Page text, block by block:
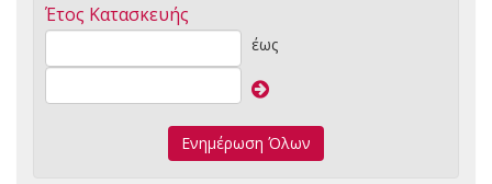
Έτος Κατασκευής
έως
Ενημέρωση Όλων